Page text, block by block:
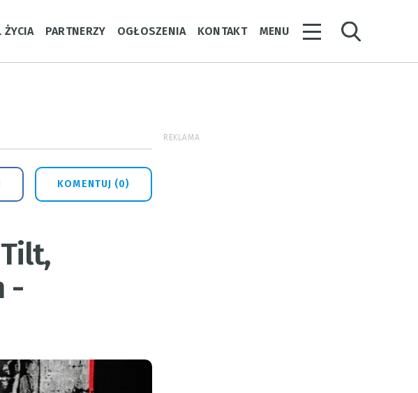
ŻYCIA PARTNERZY OGŁOSZENIA KONTAKT MENU
KOMENTUJ (0)
-
REKLAMA